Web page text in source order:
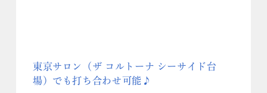
東京サロン（ザ コルトーナ シーサイド台
場）でも打ち合わせ可能♪